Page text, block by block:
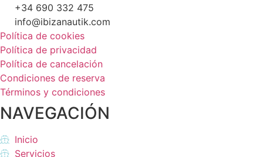
+34 690 332 475
info@ibizanautik.com
Política de cookies
Política de privacidad
Política de cancelación
Condiciones de reserva
Términos y condiciones
NAVEGACIÓN
Inicio
Servicios